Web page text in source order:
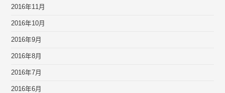
2016年11月
2016年10月
2016年9月
2016年8月
2016年7月
2016年6月